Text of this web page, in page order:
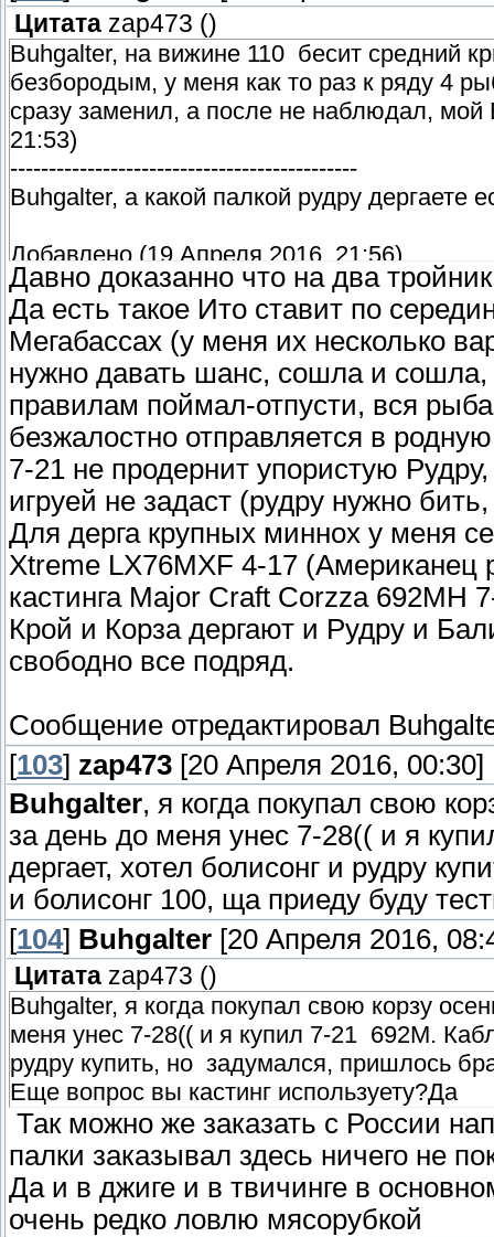
Цитата zap473 ()
Buhgalter, на вижине 110 бесит средний
безбородым, у меня как то раз к ряду 4
сразу заменил, а после не наблюдал,
21:53)
---------------------------------------------
Buhgalter, а какой палкой рудру дергаете
Добавлено (19 Апреля 2016, 21:56)
---------------------------------------------
просто я не много поторопился, купил
не потянет((
Давно доказанно что на два
Да есть такое Ито ставит по
Мегабассах (у меня их несколько
нужно давать шанс, сошла и сошла,
правилам поймал-отпусти, вся
безжалостно отправляется в
7-21 не продернит упористую
игруей не задаст (рудру нужно
Для дерга крупных миннох у меня
Xtreme LX76MXF 4-17 (Американец
кастинга Major Craft Corzza 692MH
Крой и Корза дергают и Рудру и
свободно все подряд.
Сообщение отредактировал
[103] zap473 [20 Апреля 2016, 00:30]
Buhgalter, я когда покупал свою
за день до меня унес 7-28(( и я
дергает, хотел болисонг и рудру
и болисонг 100, ща приеду буду
[104] Buhgalter [20 Апреля 2016,
Цитата zap473 ()
Buhgalter, я когда покупал свою корзу
меня унес 7-28(( и я купил 7-21 692М.
рудру купить, но задумался, пришлось
Еще вопрос вы кастинг используету?Да
Так можно же заказать с России
палки заказывал здесь ничего не
Да и в джиге и в твичинге в
очень редко ловлю мясорубкой